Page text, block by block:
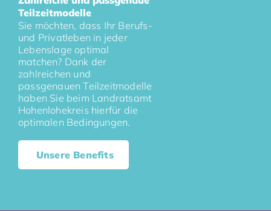
Teilzeitmodelle
Sie möchten, dass Ihr Berufs-
und Privatleben in jeder
Lebenslage optimal
matchen? Dank der
zahlreichen und
passgenauen Teilzeitmodelle
haben Sie beim Landratsamt
Hohenlohekreis hierfür die
optimalen Bedingungen.
Unsere Benefits